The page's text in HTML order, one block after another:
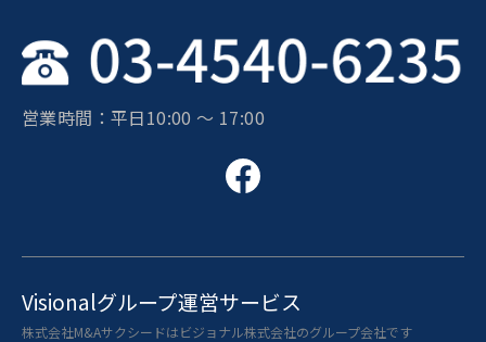
営業時間：平日10:00 〜 17:00
Visionalグループ運営サービス
株式会社M&Aサクシードはビジョナル株式会社のグループ会社です